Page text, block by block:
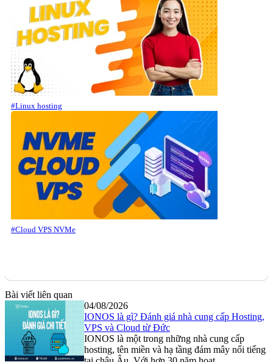
#Linux hosting
#Cloud VPS NVMe
Bài viết liên quan
04/08/2026
IONOS là gì? Đánh giá nhà cung cấp Hosting,
VPS và Cloud từ Đức
IONOS là một trong những nhà cung cấp
hosting, tên miền và hạ tầng đám mây nổi tiếng